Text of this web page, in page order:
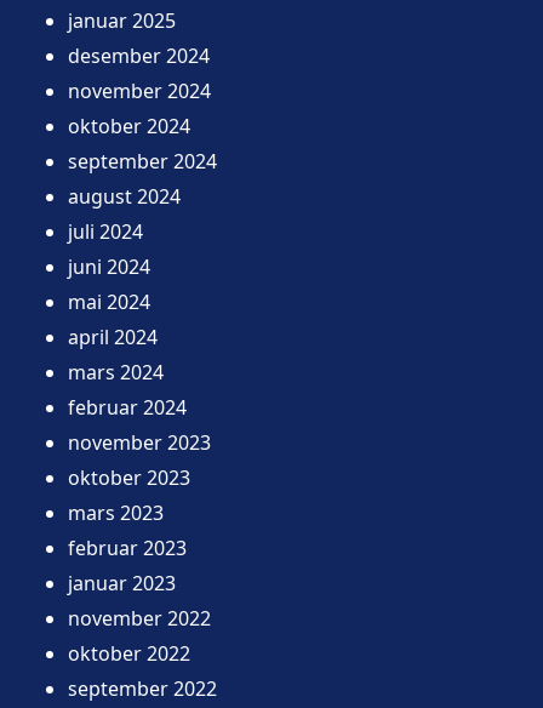
januar 2025
desember 2024
november 2024
oktober 2024
september 2024
august 2024
juli 2024
juni 2024
mai 2024
april 2024
mars 2024
februar 2024
november 2023
oktober 2023
mars 2023
februar 2023
januar 2023
november 2022
oktober 2022
september 2022